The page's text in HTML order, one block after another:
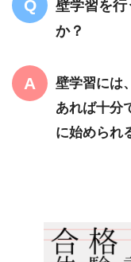
壁学習を
か？
壁学習には
あれば十分
に始められ